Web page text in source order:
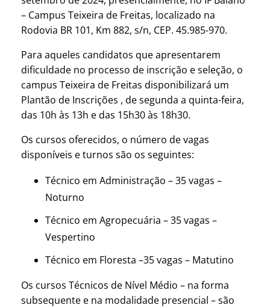
– Campus Teixeira de Freitas, localizado na
Rodovia BR 101, Km 882, s/n, CEP. 45.985-970.
Para aqueles candidatos que apresentarem
dificuldade no processo de inscrição e seleção, o
campus Teixeira de Freitas disponibilizará um
Plantão de Inscrições , de segunda a quinta-feira,
das 10h às 13h e das 15h30 às 18h30.
Os cursos oferecidos, o número de vagas
disponíveis e turnos são os seguintes:
Técnico em Administração – 35 vagas –
Noturno
Técnico em Agropecuária – 35 vagas –
Vespertino
Técnico em Floresta –35 vagas – Matutino
Os cursos Técnicos de Nível Médio – na forma
subsequente e na modalidade presencial – são